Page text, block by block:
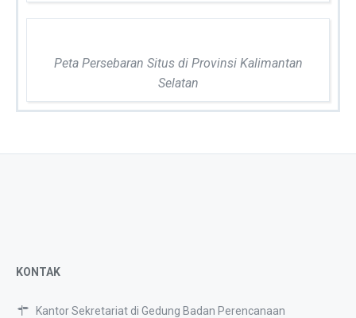
Peta Persebaran Situs di Provinsi Kalimantan
Selatan
KONTAK
Kantor Sekretariat di Gedung Badan Perencanaan